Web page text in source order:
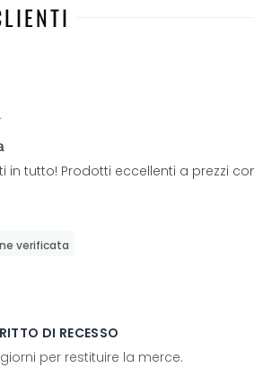
in tutto! Prodotti eccellenti a prezzi
verificata
DI RECESSO
giorni per restituire la merce.